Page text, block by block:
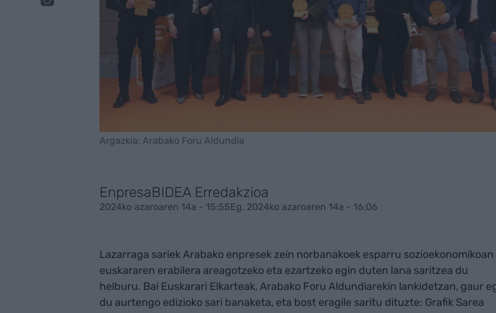
Argazkia: Arabako Foru Aldundia
EnpresaBIDEA Erredakzioa
2024ko azaroaren 14a - 15:55Eg. 2024ko azaroaren 14a - 16:06
Lazarraga sariek Arabako enpresek zein norbanakoek esparru sozioekonomikoan
euskararen erabilera areagotzeko eta ezartzeko egin duten lana saritzea du
helburu. Bai Euskarari Elkarteak, Arabako Foru Aldundiarekin lankidetzan, gaur
du aurtengo edizioko sari banaketa, eta bost eragile saritu dituzte: Grafik Sarea